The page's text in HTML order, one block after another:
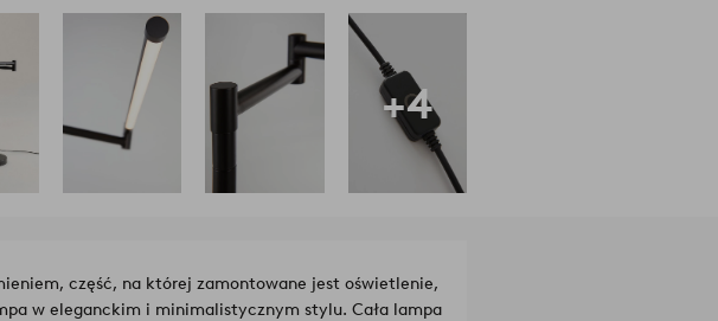
+4
część, na której zamontowane jest oświetlenie,
w eleganckim i minimalistycznym stylu. Cała lampa